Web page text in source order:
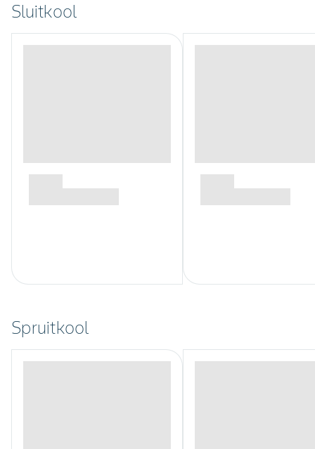
Sluitkool
Spruitkool